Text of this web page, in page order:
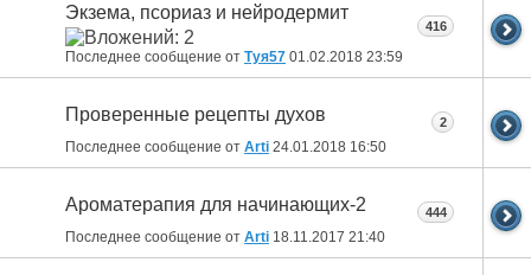
Экзема, псориаз и нейродермит
Последнее сообщение от Туя57 01.02.2018 23:59
416
Проверенные рецепты духов
Последнее сообщение от Arti 24.01.2018 16:50
2
Ароматерапия для начинающих-2
Последнее сообщение от Arti 18.11.2017 21:40
444